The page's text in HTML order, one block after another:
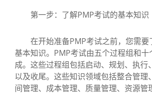
第一步：了解PMP考试的基本知识
在开始准备PMP考试之前，您需要
基本知识。PMP考试由五个过程组和十
成。这些过程组包括启动、规划、执行
以及收尾。这些知识领域包括整合管理
间管理、成本管理、质量管理、资源管